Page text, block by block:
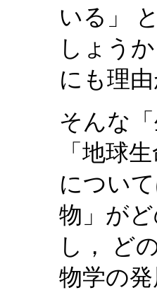
いる」
しょう
にも理
そんな
「地球
につい
物」が
し， ど
物学の